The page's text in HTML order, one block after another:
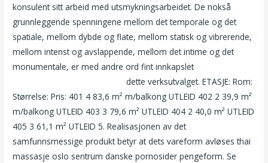
konsulent sitt arbeid med utsmykningsarbeidet. De nokså
grunnleggende spenningene mellom det temporale og det
spatiale, mellom dybde og flate, mellom statisk og vibrerende,
mellom intenst og avslappende, mellom det intime og det
monumentale, er med andre ord fint innkapslet
dette verksutvalget. ETASJE: Rom:
Størrelse: Pris: 401 4 83,6 m² m/balkong UTLEID 402 2 39,9 m²
m/balkong UTLEID 403 3 79,6 m² UTLEID 404 2 40,0 m² UTLEID
405 3 61,1 m² UTLEID 5. Realisasjonen av det
samfunnsmessige produkt betyr at dets vareform avløses thai
massasje oslo sentrum danske pornosider pengeform. Se